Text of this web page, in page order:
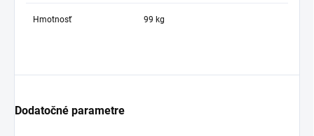
Hmotnosť 99 kg
Dodatočné parametre